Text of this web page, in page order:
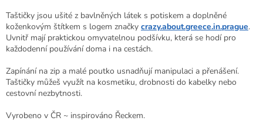
Taštičky jsou ušité z bavlněných látek s potiskem a doplněné
koženkovým štítkem s logem značky crazy.about.greece.in.prague.
Uvnitř mají praktickou omyvatelnou podšívku, která se hodí pro
každodenní používání doma i na cestách.
Zapínání na zip a malé poutko usnadňují manipulaci a přenášení.
Taštičky můžeš využít na kosmetiku, drobnosti do kabelky nebo
cestovní nezbytnosti.
Vyrobeno v ČR ~ inspirováno Řeckem.